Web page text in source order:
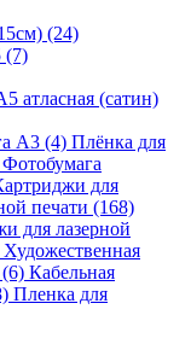
(24)
(7)
атласная (сатин)
A3 (4) Плёнка для
Фотобумага
для
печати (168)
для лазерной
Художественная
Кабельная
Пленка для